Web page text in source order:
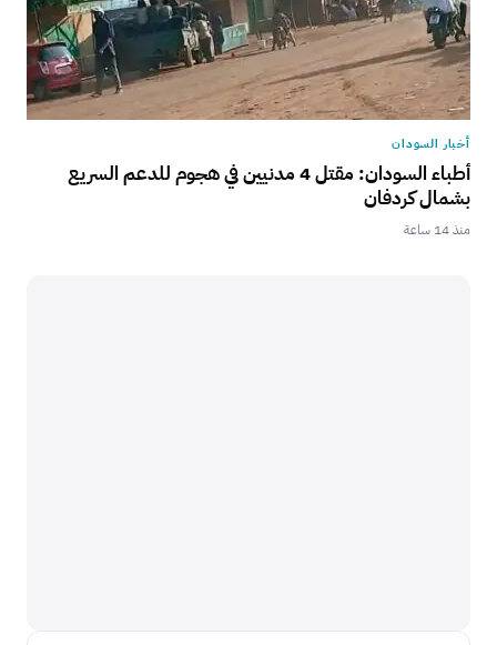
أخبار السودان
أطباء السودان: مقتل 4 مدنيين في هجوم للدعم السريع
بشمال كردفان
منذ 14 ساعة